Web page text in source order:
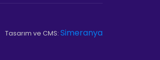
Tasarım ve CMS: Simeranya